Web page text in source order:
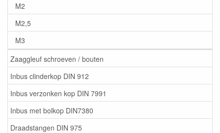
M2
M2,5
M3
Zaaggleuf schroeven / bouten
Inbus clinderkop DIN 912
Inbus verzonken kop DIN 7991
Inbus met bolkop DIN7380
Draadstangen DIN 975